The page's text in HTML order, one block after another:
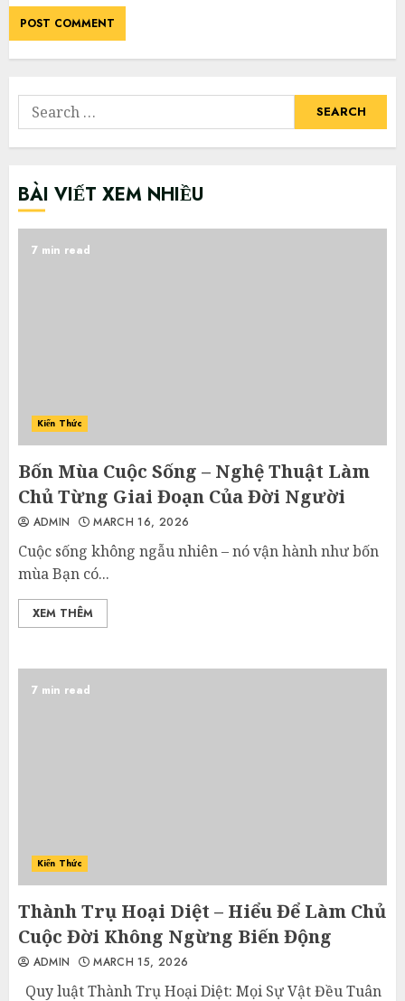
Search
for:
BÀI VIẾT XEM NHIỀU
7 min read
Kiến Thức
Bốn Mùa Cuộc Sống – Nghệ Thuật Làm
Chủ Từng Giai Đoạn Của Đời Người
ADMIN MARCH 16, 2026
Cuộc sống không ngẫu nhiên – nó vận hành như bốn
mùa Bạn có...
XEM THÊM
7 min read
Kiến Thức
Thành Trụ Hoại Diệt – Hiểu Để Làm Chủ
Cuộc Đời Không Ngừng Biến Động
ADMIN MARCH 15, 2026
Quy luật Thành Trụ Hoại Diệt: Mọi Sự Vật Đều Tuân